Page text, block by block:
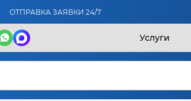
ОТПРАВКА ЗАЯВКИ 24/7
Услуги